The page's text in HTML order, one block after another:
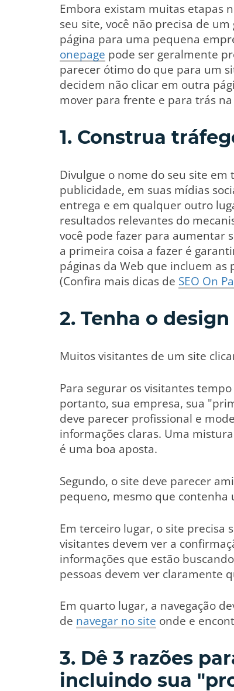
Embora existam muitas etapas
seu site, você não precisa de
página para uma pequena
onepage pode ser geralmente
parecer ótimo do que para um
decidem não clicar em outra
mover para frente e para trás
1. Construa
Divulgue o nome do seu site
publicidade, em suas mídias
entrega e em qualquer outro
resultados relevantes do
você pode fazer para aumentar
a primeira coisa a fazer é
páginas da Web que incluem as
(Confira mais dicas de SEO On
2. Tenha o
Muitos visitantes de um site
Para segurar os visitantes
portanto, sua empresa, sua
deve parecer profissional e
informações claras. Uma
é uma boa aposta.
Segundo, o site deve parecer
pequeno, mesmo que
Em terceiro lugar, o site precisa
visitantes devem ver a
informações que estão
pessoas devem ver claramente
Em quarto lugar, a navegação
de navegar no site onde e
3. Dê 3 razões
incluindo sua